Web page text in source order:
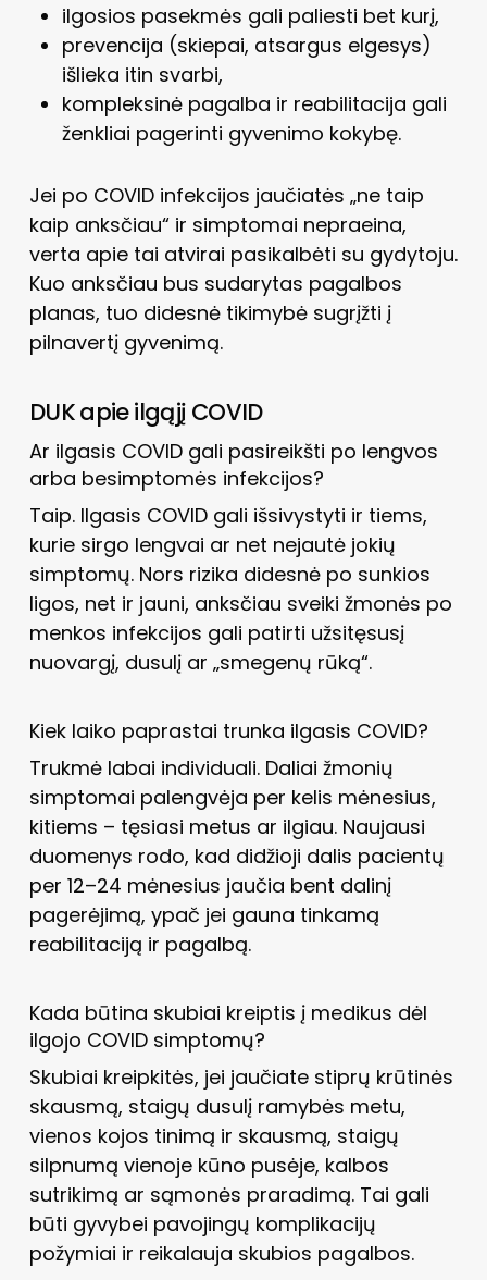
ilgosios pasekmės gali paliesti bet kurį,
prevencija (skiepai, atsargus elgesys)
išlieka itin svarbi,
kompleksinė pagalba ir reabilitacija gali
ženkliai pagerinti gyvenimo kokybę.
Jei po COVID infekcijos jaučiatės „ne taip
kaip anksčiau“ ir simptomai nepraeina,
verta apie tai atvirai pasikalbėti su gydytoju.
Kuo anksčiau bus sudarytas pagalbos
planas, tuo didesnė tikimybė sugrįžti į
pilnavertį gyvenimą.
DUK apie ilgąjį COVID
Ar ilgasis COVID gali pasireikšti po lengvos
arba besimptomės infekcijos?
Taip. Ilgasis COVID gali išsivystyti ir tiems,
kurie sirgo lengvai ar net nejautė jokių
simptomų. Nors rizika didesnė po sunkios
ligos, net ir jauni, anksčiau sveiki žmonės po
menkos infekcijos gali patirti užsitęsusį
nuovargį, dusulį ar „smegenų rūką“.
Kiek laiko paprastai trunka ilgasis COVID?
Trukmė labai individuali. Daliai žmonių
simptomai palengvėja per kelis mėnesius,
kitiems – tęsiasi metus ar ilgiau. Naujausi
duomenys rodo, kad didžioji dalis pacientų
per 12–24 mėnesius jaučia bent dalinį
pagerėjimą, ypač jei gauna tinkamą
reabilitaciją ir pagalbą.
Kada būtina skubiai kreiptis į medikus dėl
ilgojo COVID simptomų?
Skubiai kreipkitės, jei jaučiate stiprų krūtinės
skausmą, staigų dusulį ramybės metu,
vienos kojos tinimą ir skausmą, staigų
silpnumą vienoje kūno pusėje, kalbos
sutrikimą ar sąmonės praradimą. Tai gali
būti gyvybei pavojingų komplikacijų
požymiai ir reikalauja skubios pagalbos.